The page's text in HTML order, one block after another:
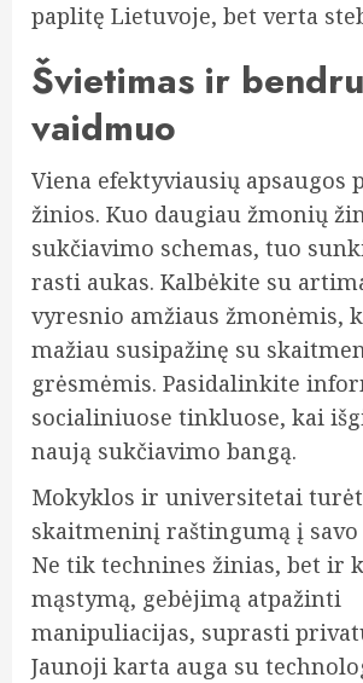
paplitę Lietuvoje, bet verta
Švietimas ir
vaidmuo
Viena efektyviausių apsaugos
žinios. Kuo daugiau žmonių
sukčiavimo schemas, tuo
rasti aukas. Kalbėkite su
vyresnio amžiaus žmonėmis,
mažiau susipažinę su
grėsmėmis. Pasidalinkite
socialiniuose tinkluose, kai
naują sukčiavimo bangą.
Mokyklos ir universitetai
skaitmeninį raštingumą į savo
Ne tik technines žinias, bet ir
mąstymą, gebėjimą atpažinti
manipuliacijas, suprasti
Jaunoji karta auga su